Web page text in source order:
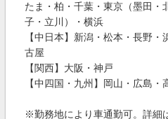
たま・柏・千葉・東京（墨田・
子・立川）・横浜
【中日本】新潟・松本・長野
古屋
【関西】大阪・神戸
【中四国・九州】岡山・広島・
※勤務地により車通勤可。詳細